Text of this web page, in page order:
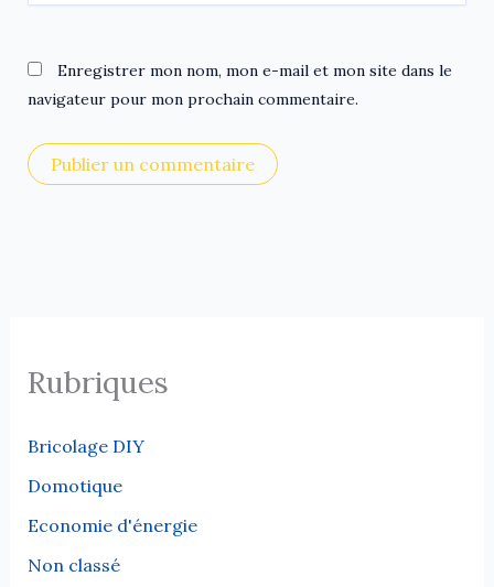
Enregistrer mon nom, mon e-mail et mon site dans le
navigateur pour mon prochain commentaire.
Rubriques
Bricolage DIY
Domotique
Economie d'énergie
Non classé